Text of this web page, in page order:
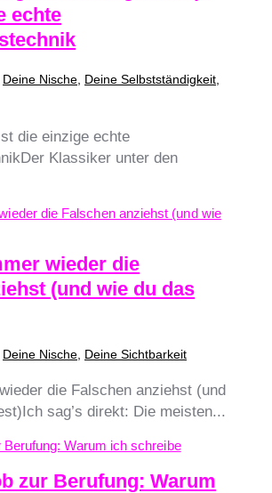
echte
Deine Nische Deine Selbstständigkeit
die einzige echte
Klassiker unter den
wieder die
(und wie du das
Deine Nische Deine Sichtbarkeit
die Falschen anziehst (und
sag’s direkt: Die meisten...
zur Berufung: Warum